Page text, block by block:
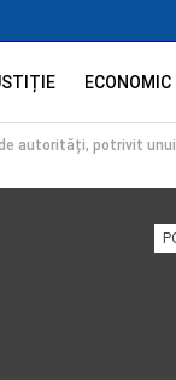
ECONOMIC
autorități, potrivit